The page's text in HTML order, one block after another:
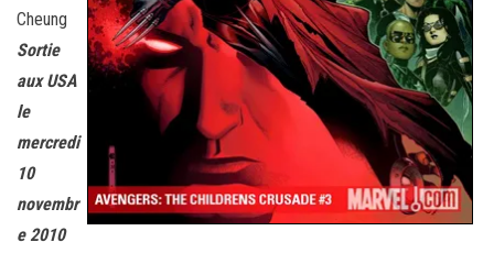
Cheung
Sortie
aux USA
le
mercredi
10
novembr
e 2010